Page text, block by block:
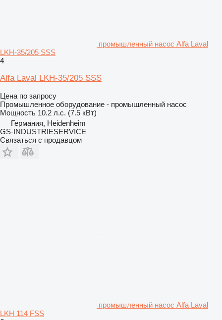
промышленный насос Alfa Laval
LKH-35/205 SSS
4
Alfa Laval LKH-35/205 SSS
Цена по запросу
Промышленное оборудование - промышленный насос
Мощность 10.2 л.с. (7.5 кВт)
Германия, Heidenheim
GS-INDUSTRIESERVICE
Связаться с продавцом
промышленный насос Alfa Laval
LKH 114 FSS